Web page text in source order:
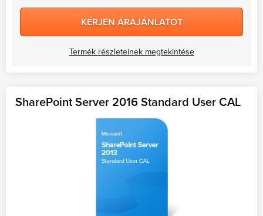
KÉRJEN ÁRAJÁNLATOT
Termék részleteinek megtekintése
SharePoint Server 2016 Standard User CAL